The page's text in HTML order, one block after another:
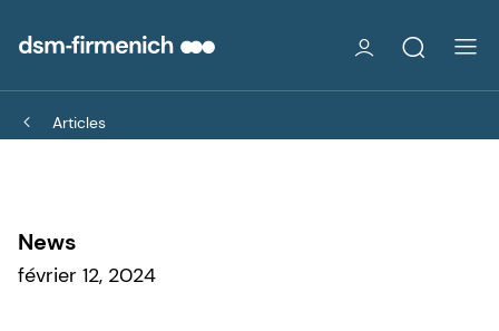
Articles
News
février 12, 2024